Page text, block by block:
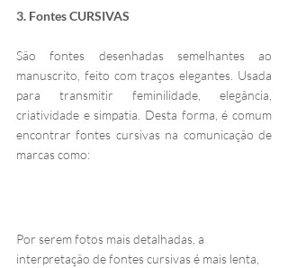
3. Fontes CURSIVAS
São fontes desenhadas semelhantes ao
manuscrito, feito com traços elegantes. Usada
para transmitir feminilidade, elegância,
criatividade e simpatia. Desta forma, é comum
encontrar fontes cursivas na comunicação de
marcas como:
Por serem fotos mais detalhadas, a
interpretação de fontes cursivas é mais lenta,